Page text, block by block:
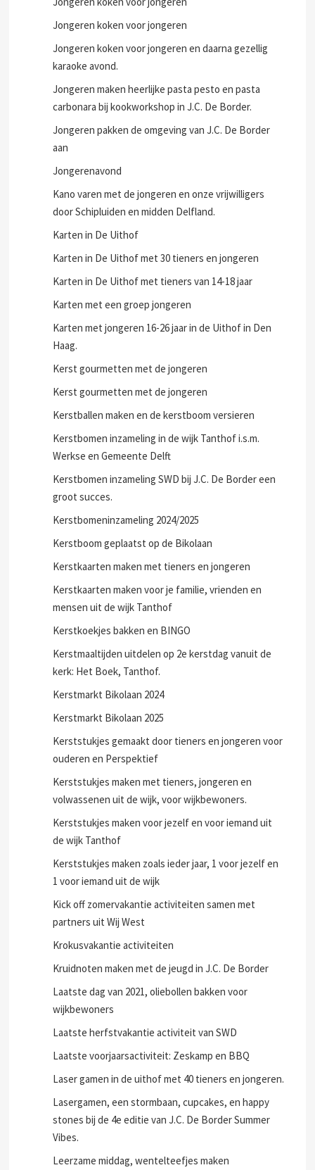
Jongeren koken voor jongeren
Jongeren koken voor jongeren en daarna gezellig
karaoke avond.
Jongeren maken heerlijke pasta pesto en pasta
carbonara bij kookworkshop in J.C. De Border.
Jongeren pakken de omgeving van J.C. De Border
aan
Jongerenavond
Kano varen met de jongeren en onze vrijwilligers
door Schipluiden en midden Delfland.
Karten in De Uithof
Karten in De Uithof met 30 tieners en jongeren
Karten in De Uithof met tieners van 14-18 jaar
Karten met een groep jongeren
Karten met jongeren 16-26 jaar in de Uithof in Den
Haag.
Kerst gourmetten met de jongeren
Kerst gourmetten met de jongeren
Kerstballen maken en de kerstboom versieren
Kerstbomen inzameling in de wijk Tanthof i.s.m.
Werkse en Gemeente Delft
Kerstbomen inzameling SWD bij J.C. De Border een
groot succes.
Kerstbomeninzameling 2024/2025
Kerstboom geplaatst op de Bikolaan
Kerstkaarten maken met tieners en jongeren
Kerstkaarten maken voor je familie, vrienden en
mensen uit de wijk Tanthof
Kerstkoekjes bakken en BINGO
Kerstmaaltijden uitdelen op 2e kerstdag vanuit de
kerk: Het Boek, Tanthof.
Kerstmarkt Bikolaan 2024
Kerstmarkt Bikolaan 2025
Kerststukjes gemaakt door tieners en jongeren voor
ouderen en Perspektief
Kerststukjes maken met tieners, jongeren en
volwassenen uit de wijk, voor wijkbewoners.
Kerststukjes maken voor jezelf en voor iemand uit
de wijk Tanthof
Kerststukjes maken zoals ieder jaar, 1 voor jezelf en
1 voor iemand uit de wijk
Kick off zomervakantie activiteiten samen met
partners uit Wij West
Krokusvakantie activiteiten
Kruidnoten maken met de jeugd in J.C. De Border
Laatste dag van 2021, oliebollen bakken voor
wijkbewoners
Laatste herfstvakantie activiteit van SWD
Laatste voorjaarsactiviteit: Zeskamp en BBQ
Laser gamen in de uithof met 40 tieners en jongeren.
Lasergamen, een stormbaan, cupcakes, en happy
stones bij de 4e editie van J.C. De Border Summer
Vibes.
Leerzame middag, wentelteefjes maken